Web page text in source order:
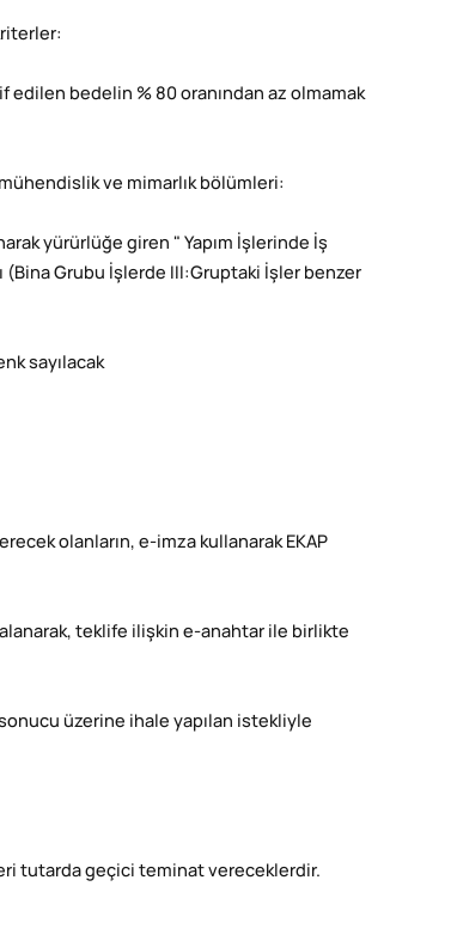
bedelin % 80 oranından az olmamak
ve mimarlık bölümleri:
yürürlüğe giren " Yapım İşlerinde İş
Grubu İşlerde III:Gruptaki İşler benzer
sayılacak
olanların, e-imza kullanarak EKAP
teklife ilişkin e-anahtar ile birlikte
üzerine ihale yapılan istekliyle
tutarda geçici teminat vereceklerdir.